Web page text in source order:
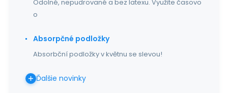
Odolné, nepudrované a bez latexu. Využite časovo
o
Absorpčné podložky
Absorbční podložky v květnu se slevou!
Ďalšie novinky